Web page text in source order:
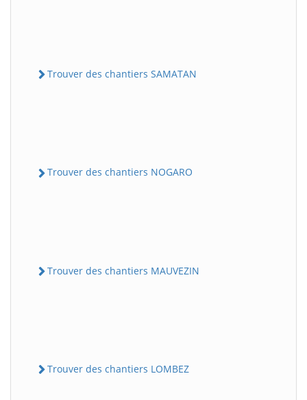
Trouver des chantiers SAMATAN
Trouver des chantiers NOGARO
Trouver des chantiers MAUVEZIN
Trouver des chantiers LOMBEZ